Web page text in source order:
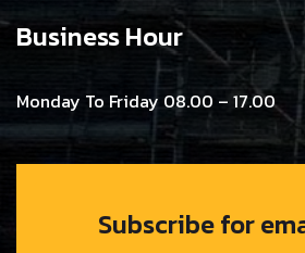
Business Hour
Monday To Friday 08.00 – 17.00
Subscribe for